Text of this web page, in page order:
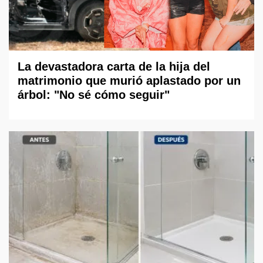
La devastadora carta de la hija del
matrimonio que murió aplastado por un
árbol: "No sé cómo seguir"